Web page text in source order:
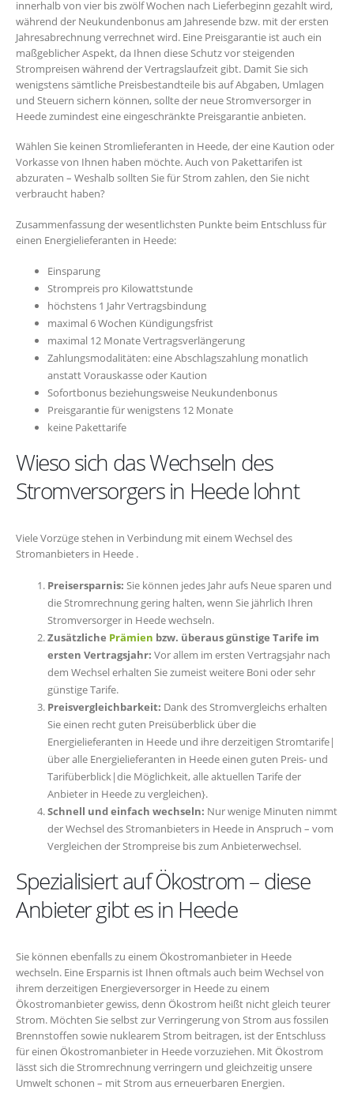
innerhalb von vier bis zwölf Wochen nach Lieferbeginn gezahlt wird,
während der Neukundenbonus am Jahresende bzw. mit der ersten
Jahresabrechnung verrechnet wird. Eine Preisgarantie ist auch ein
maßgeblicher Aspekt, da Ihnen diese Schutz vor steigenden
Strompreisen während der Vertragslaufzeit gibt. Damit Sie sich
wenigstens sämtliche Preisbestandteile bis auf Abgaben, Umlagen
und Steuern sichern können, sollte der neue Stromversorger in
Heede zumindest eine eingeschränkte Preisgarantie anbieten.
Wählen Sie keinen Stromlieferanten in Heede, der eine Kaution oder
Vorkasse von Ihnen haben möchte. Auch von Pakettarifen ist
abzuraten – Weshalb sollten Sie für Strom zahlen, den Sie nicht
verbraucht haben?
Zusammenfassung der wesentlichsten Punkte beim Entschluss für
einen Energielieferanten in Heede:
Einsparung
Strompreis pro Kilowattstunde
höchstens 1 Jahr Vertragsbindung
maximal 6 Wochen Kündigungsfrist
maximal 12 Monate Vertragsverlängerung
Zahlungsmodalitäten: eine Abschlagszahlung monatlich
anstatt Vorauskasse oder Kaution
Sofortbonus beziehungsweise Neukundenbonus
Preisgarantie für wenigstens 12 Monate
keine Pakettarife
Wieso sich das Wechseln des
Stromversorgers in Heede lohnt
Viele Vorzüge stehen in Verbindung mit einem Wechsel des
Stromanbieters in Heede .
Preisersparnis: Sie können jedes Jahr aufs Neue sparen und
die Stromrechnung gering halten, wenn Sie jährlich Ihren
Stromversorger in Heede wechseln.
Zusätzliche Prämien bzw. überaus günstige Tarife im
ersten Vertragsjahr: Vor allem im ersten Vertragsjahr nach
dem Wechsel erhalten Sie zumeist weitere Boni oder sehr
günstige Tarife.
Preisvergleichbarkeit: Dank des Stromvergleichs erhalten
Sie einen recht guten Preisüberblick über die
Energielieferanten in Heede und ihre derzeitigen Stromtarife|
über alle Energielieferanten in Heede einen guten Preis- und
Tarifüberblick|die Möglichkeit, alle aktuellen Tarife der
Anbieter in Heede zu vergleichen}.
Schnell und einfach wechseln: Nur wenige Minuten nimmt
der Wechsel des Stromanbieters in Heede in Anspruch – vom
Vergleichen der Strompreise bis zum Anbieterwechsel.
Spezialisiert auf Ökostrom – diese
Anbieter gibt es in Heede
Sie können ebenfalls zu einem Ökostromanbieter in Heede
wechseln. Eine Ersparnis ist Ihnen oftmals auch beim Wechsel von
ihrem derzeitigen Energieversorger in Heede zu einem
Ökostromanbieter gewiss, denn Ökostrom heißt nicht gleich teurer
Strom. Möchten Sie selbst zur Verringerung von Strom aus fossilen
Brennstoffen sowie nuklearem Strom beitragen, ist der Entschluss
für einen Ökostromanbieter in Heede vorzuziehen. Mit Ökostrom
lässt sich die Stromrechnung verringern und gleichzeitig unsere
Umwelt schonen – mit Strom aus erneuerbaren Energien.